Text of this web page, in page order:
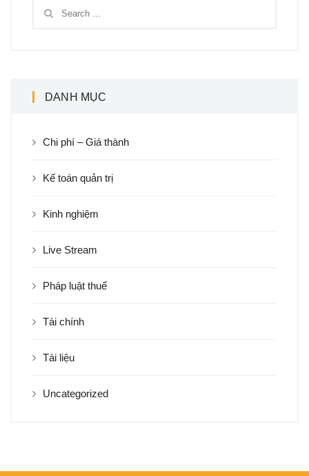
DANH MỤC
Chi phí – Giá thành
Kế toán quản trị
Kinh nghiệm
Live Stream
Pháp luật thuế
Tài chính
Tài liệu
Uncategorized